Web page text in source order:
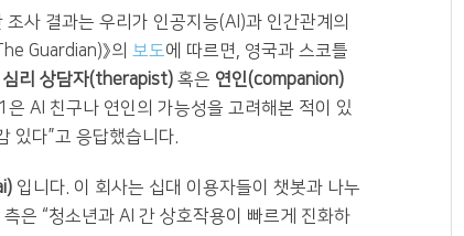
조사 결과는 우리가 인공지능(AI)과 인간관계의
Guardian)》의 보도에 따르면, 영국과 스코틀
심리 상담자(therapist) 혹은 연인(companion)
AI 친구나 연인의 가능성을 고려해본 적이 있
있다”고 응답했습니다.
입니다. 이 회사는 십대 이용자들이 챗봇과 나누
은 “청소년과 AI 간 상호작용이 빠르게 진화하